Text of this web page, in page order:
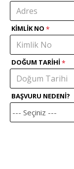
KIMLIK NO
DOĞUM TARIHI
BAŞVURU NEDENI?